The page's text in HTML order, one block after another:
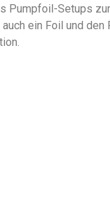
Pumpfoil-Setups
ein Foil und